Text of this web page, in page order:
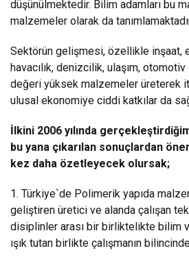
düşünülmektedir. Bilim adamları bu
malzemeler olarak da
Sektörün gelişmesi, özellikle inşaat,
havacılık, denizcilik, ulaşım,
değeri yüksek malzemeler üreterek
ulusal ekonomiye ciddi katkılar da
İlkini 2006 yılında
bu yana çıkarılan sonuçlardan
kez daha özetleyecek olursak;
1. Türkiye`de Polimerik yapıda
geliştiren üretici ve alanda çalışan
disiplinler arası bir birliktelikte bilim
ışık tutan birlikte çalışmanın